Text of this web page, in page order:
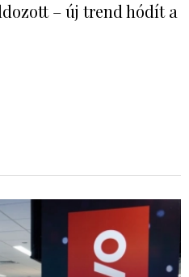
– új trend hódít a